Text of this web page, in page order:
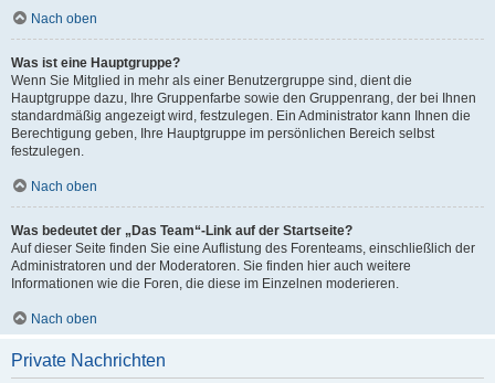
Nach oben
Was ist eine Hauptgruppe?
Wenn Sie Mitglied in mehr als einer Benutzergruppe sind, dient die
Hauptgruppe dazu, Ihre Gruppenfarbe sowie den Gruppenrang, der bei Ihnen
standardmäßig angezeigt wird, festzulegen. Ein Administrator kann Ihnen die
Berechtigung geben, Ihre Hauptgruppe im persönlichen Bereich selbst
festzulegen.
Nach oben
Was bedeutet der „Das Team“-Link auf der Startseite?
Auf dieser Seite finden Sie eine Auflistung des Forenteams, einschließlich der
Administratoren und der Moderatoren. Sie finden hier auch weitere
Informationen wie die Foren, die diese im Einzelnen moderieren.
Nach oben
Private Nachrichten